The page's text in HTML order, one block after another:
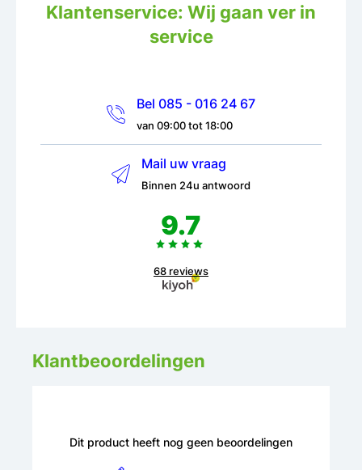
Klantenservice: Wij gaan ver in
service
Bel 085 - 016 24 67
van 09:00 tot 18:00
Mail uw vraag
Binnen 24u antwoord
9.7
68 reviews
Klantbeoordelingen
Dit product heeft nog geen beoordelingen